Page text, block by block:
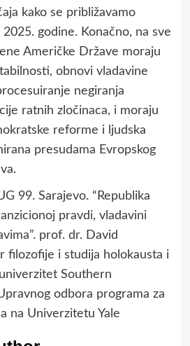
kako se približavamo
godine. Konačno, na sve
Američke Države moraju
obnovi vladavine
negiranja
ratnih zločinaca, i moraju
reforme i ljudska
presudama Evropskog
99. Sarajevo. “Republika
pravdi, vladavini
prof. dr. David
filozofije i studija holokausta i
Southern
odbora programa za
na Univerzitetu Yale